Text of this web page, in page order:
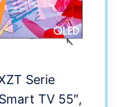
Serie
TV 55″,